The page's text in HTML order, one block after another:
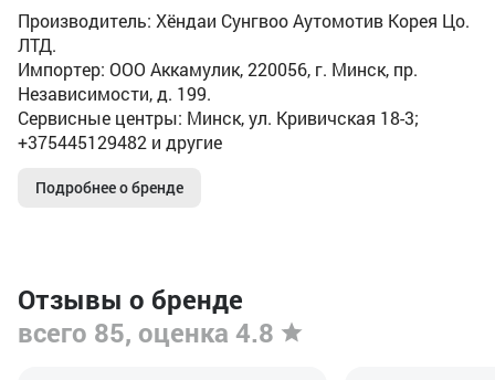
Производитель: Хёндаи Сунгвоо Аутомотив Корея Цо.
ЛТД.
Импортер: ООО Аккамулик, 220056, г. Минск, пр.
Независимости, д. 199.
Сервисные центры: Минск, ул. Кривичская 18-3;
+375445129482 и другие
Подробнее о бренде
Отзывы о бренде
всего 85, оценка 4.8